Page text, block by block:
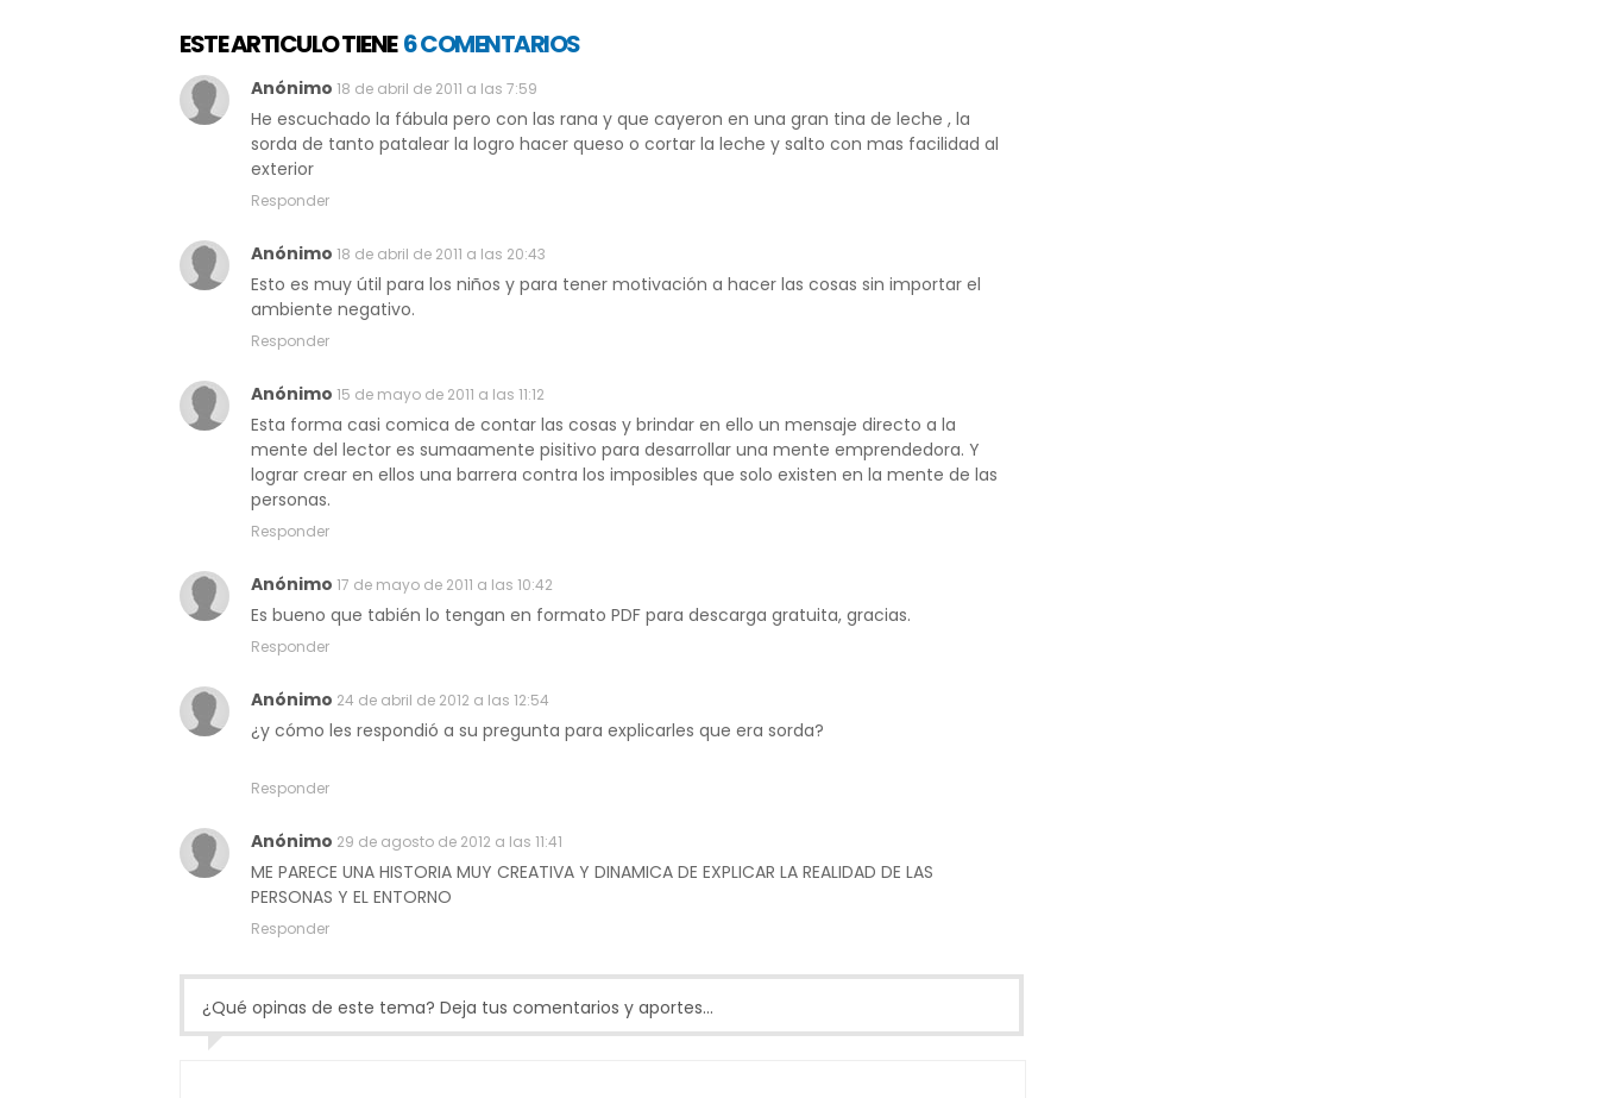
ESTE ARTICULO TIENE 6 COMENTARIOS
Anónimo 18 de abril de 2011 a las 7:59
He escuchado la fábula pero con las rana y que cayeron en una gran tina de leche , la
sorda de tanto patalear la logro hacer queso o cortar la leche y salto con mas facilidad al
exterior
Responder
Anónimo 18 de abril de 2011 a las 20:43
Esto es muy útil para los niños y para tener motivación a hacer las cosas sin importar el
ambiente negativo.
Responder
Anónimo 15 de mayo de 2011 a las 11:12
Esta forma casi comica de contar las cosas y brindar en ello un mensaje directo a la
mente del lector es sumaamente pisitivo para desarrollar una mente emprendedora. Y
lograr crear en ellos una barrera contra los imposibles que solo existen en la mente de las
personas.
Responder
Anónimo 17 de mayo de 2011 a las 10:42
Es bueno que tabién lo tengan en formato PDF para descarga gratuita, gracias.
Responder
Anónimo 24 de abril de 2012 a las 12:54
¿y cómo les respondió a su pregunta para explicarles que era sorda?
Responder
Anónimo 29 de agosto de 2012 a las 11:41
ME PARECE UNA HISTORIA MUY CREATIVA Y DINAMICA DE EXPLICAR LA REALIDAD DE LAS
PERSONAS Y EL ENTORNO
Responder
¿Qué opinas de este tema? Deja tus comentarios y aportes...